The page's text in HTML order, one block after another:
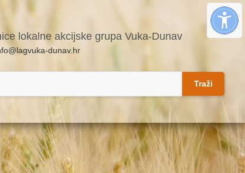
lokalne akcijske grupa Vuka-Dunav
dunav.hr
Traži